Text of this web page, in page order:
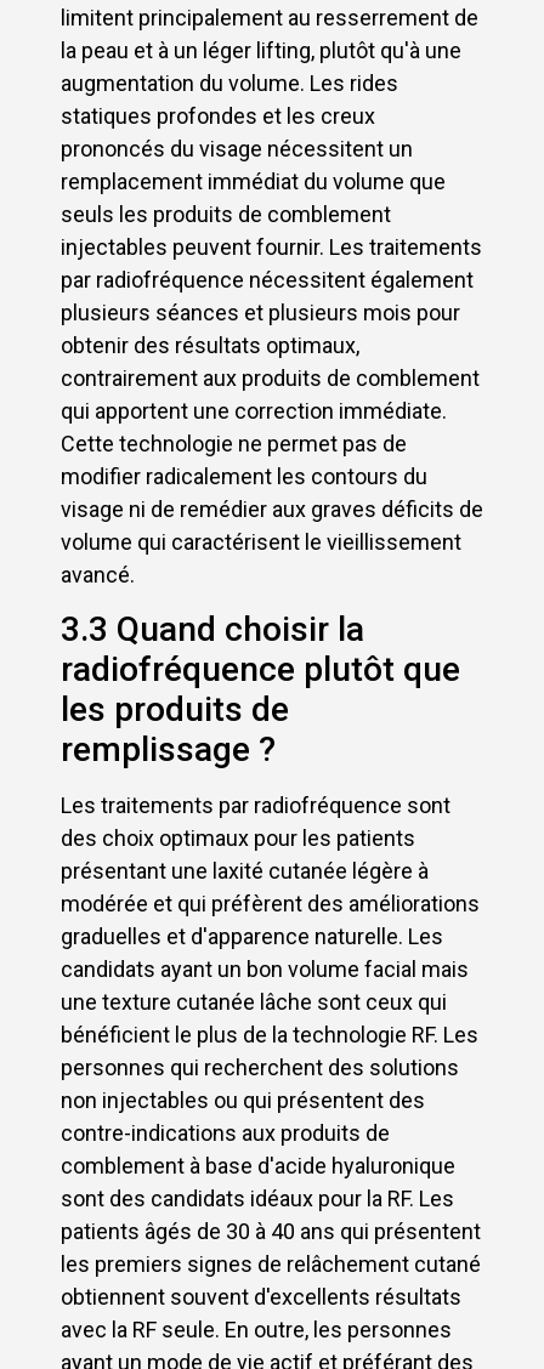
limitent principalement au resserrement de
la peau et à un léger lifting, plutôt qu'à une
augmentation du volume. Les rides
statiques profondes et les creux
prononcés du visage nécessitent un
remplacement immédiat du volume que
seuls les produits de comblement
injectables peuvent fournir. Les traitements
par radiofréquence nécessitent également
plusieurs séances et plusieurs mois pour
obtenir des résultats optimaux,
contrairement aux produits de comblement
qui apportent une correction immédiate.
Cette technologie ne permet pas de
modifier radicalement les contours du
visage ni de remédier aux graves déficits de
volume qui caractérisent le vieillissement
avancé.
3.3 Quand choisir la
radiofréquence plutôt que
les produits de
remplissage ?
Les traitements par radiofréquence sont
des choix optimaux pour les patients
présentant une laxité cutanée légère à
modérée et qui préfèrent des améliorations
graduelles et d'apparence naturelle. Les
candidats ayant un bon volume facial mais
une texture cutanée lâche sont ceux qui
bénéficient le plus de la technologie RF. Les
personnes qui recherchent des solutions
non injectables ou qui présentent des
contre-indications aux produits de
comblement à base d'acide hyaluronique
sont des candidats idéaux pour la RF. Les
patients âgés de 30 à 40 ans qui présentent
les premiers signes de relâchement cutané
obtiennent souvent d'excellents résultats
avec la RF seule. En outre, les personnes
ayant un mode de vie actif et préférant des